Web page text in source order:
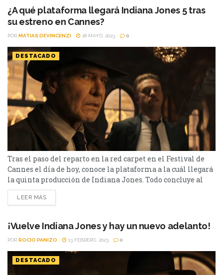
película con la actualidad. En este...
¿A qué plataforma llegará Indiana Jones 5 tras
su estreno en Cannes?
POR MATIAS DEVINCENZI 18 MAYO, 2023 0
DESTACADO
Tras el paso del reparto en la red carpet en el Festival de
Cannes el día de hoy, conoce la plataforma a la cuál llegará
la quinta producción de Indiana Jones. Todo concluye al
fin… y es así que la saga de Indiana Jones llegará a su fin
con Indiana Jones y el dial del destino. Tal como ocurrió
LEER MÁS
¡Vuelve Indiana Jones y hay un nuevo adelanto!
POR ROCIO PANIZO 13 FEBRERO, 2023 0
DESTACADO